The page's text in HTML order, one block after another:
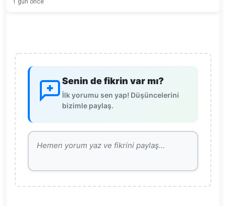
Senin de fikrin var mı?
İlk yorumu sen yap! Düşüncelerini
bizimle paylaş.